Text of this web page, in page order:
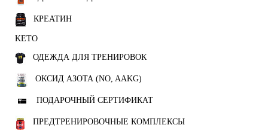
КРЕАТИН
KETO
ОДЕЖДА ДЛЯ ТРЕНИРОВОК
ОКСИД АЗОТА (NO, AAKG)
ПОДАРОЧНЫЙ СЕРТИФИКАТ
ПРЕДТРЕНИРОВОЧНЫЕ КОМПЛЕКСЫ